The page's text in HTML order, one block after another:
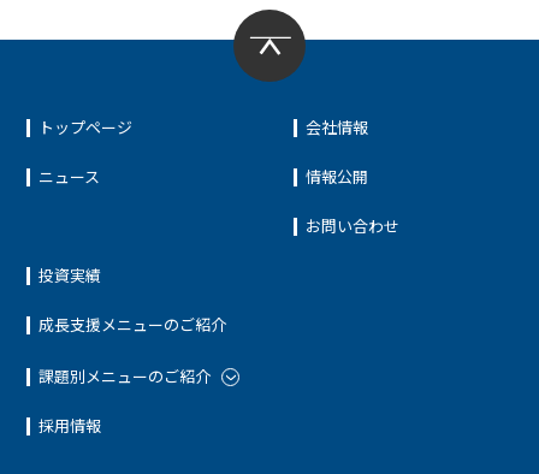
トップページ
ニュース
投資実績
成長支援メニューのご紹介
課題別メニューのご紹介
採用情報
会社情報
情報公開
お問い合わせ